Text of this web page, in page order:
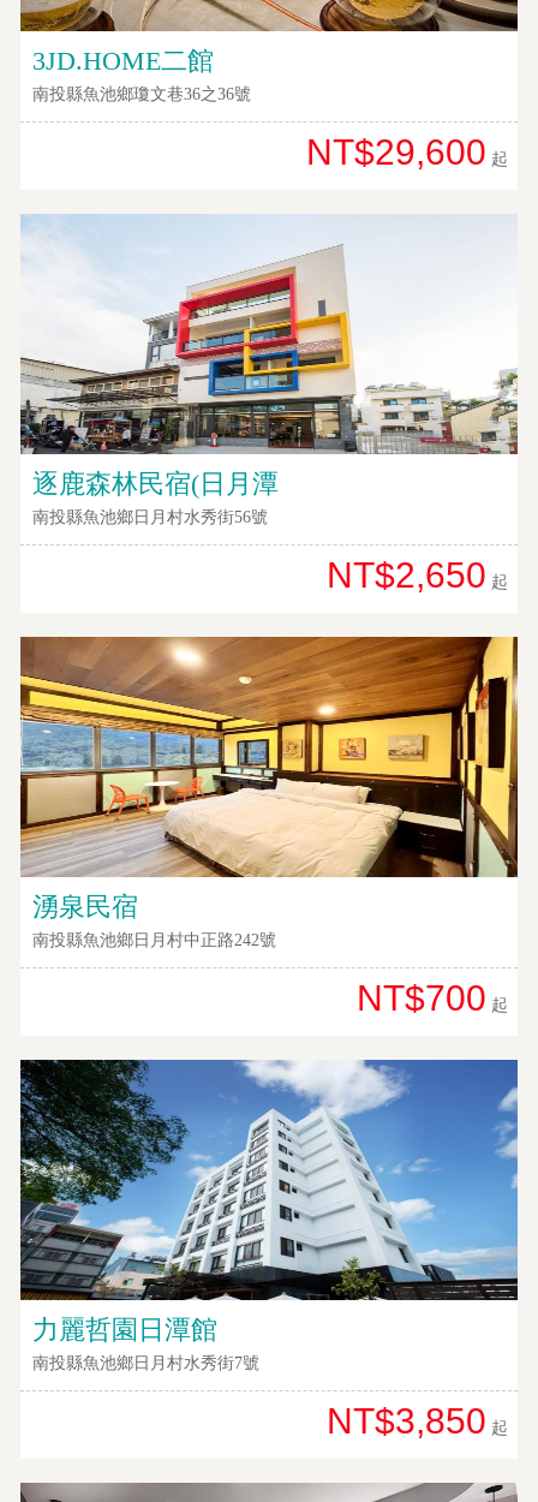
特
色
民
宿
球
網
紅
帶
玩
地
顧
客
服
務
顧
客
滿
意
度
單
管
理
會
員
帳
客
絡
3JD.HOME二館
南投縣魚池鄉瓊文巷36之36號
NT$29,600 起
逐鹿森林民宿(日月潭
南投縣魚池鄉日月村水秀街56號
NT$2,650 起
湧泉民宿
南投縣魚池鄉日月村中正路242號
NT$700 起
力麗哲園日潭館
南投縣魚池鄉日月村水秀街7號
NT$3,850 起